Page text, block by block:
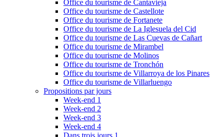
Office du tourisme de Cantavieja
Office du tourisme de Castellote
Office du tourisme de Fortanete
Office du tourisme de La Iglesuela del Cid
Office du tourisme de Las Cuevas de Cañart
Office du tourisme de Mirambel
Office du tourisme de Molinos
Office du tourisme de Tronchón
Office du tourisme de Villarroya de los Pinares
Office du tourisme de Villarluengo
Propositions par jours
Week-end 1
Week-end 2
Week-end 3
Week-end 4
Dans trois jours 1